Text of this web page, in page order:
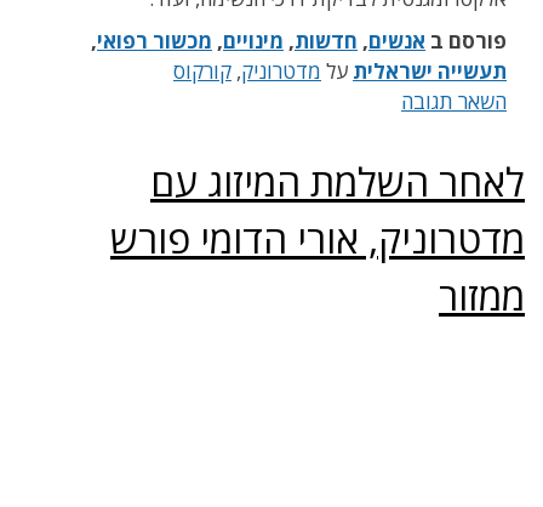
פורסם ב אנשים, חדשות, מינויים, מכשור רפואי,
תעשייה ישראלית על מדטרוניק, קורקוס
השאר תגובה
לאחר השלמת המיזוג עם
מדטרוניק, אורי הדומי פורש
ממזור